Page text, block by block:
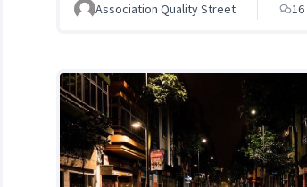
Association Quality Street 16